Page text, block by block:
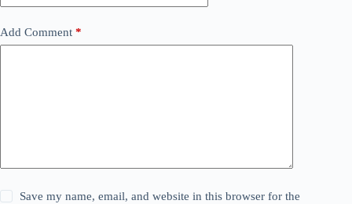
Add Comment *
Save my name, email, and website in this browser for the